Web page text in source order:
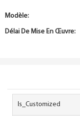
Modèle:
Délai De Mise En Œuvre:
Is_Customized